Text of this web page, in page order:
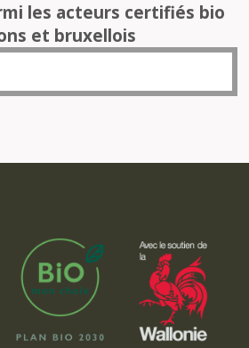
les acteurs certifiés bio
et bruxellois